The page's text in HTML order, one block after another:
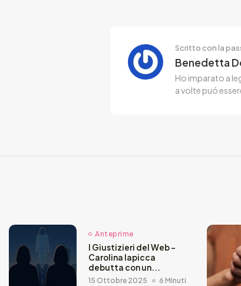
Scritto con la
Benedetta
Ho imparato a
a volte puó
Anteprime
I Giustizieri del Web –
Carolina Iapicca
debutta con un...
15 Ottobre 2025 6 Minuti